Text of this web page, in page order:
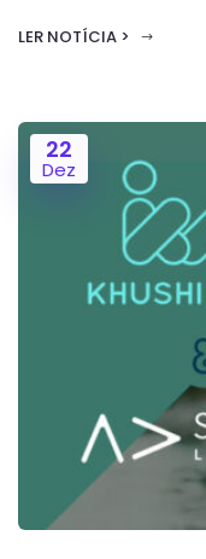
LER NOTÍCIA >
22
Dez